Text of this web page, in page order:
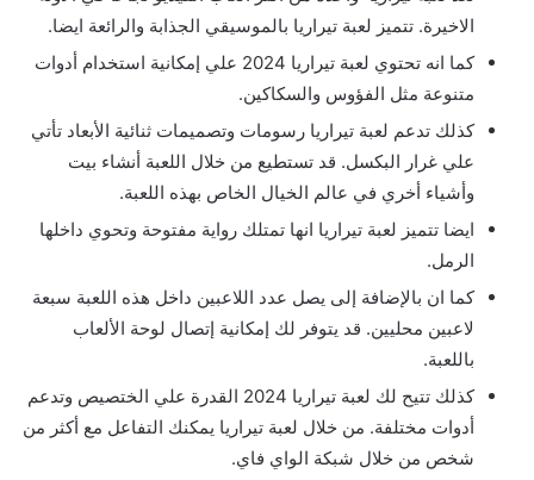
الاخيرة. تتميز لعبة تيراريا بالموسيقي الجذابة والرائعة ايضا.
كما انه تحتوي لعبة تيراريا 2024 علي إمكانية استخدام أدوات
متنوعة مثل الفؤوس والسكاكين.
كذلك تدعم لعبة تيراريا رسومات وتصميمات ثنائية الأبعاد تأتي
علي غرار البكسل. قد تستطيع من خلال اللعبة أنشاء بيت
وأشياء أخري في عالم الخيال الخاص بهذه اللعبة.
ايضا تتميز لعبة تيراريا انها تمتلك رواية مفتوحة وتحوي داخلها
الرمل.
كما ان بالإضافة إلى يصل عدد اللاعبين داخل هذه اللعبة سبعة
لاعبين محليين. قد يتوفر لك إمكانية إتصال لوحة الألعاب
باللعبة.
كذلك تتيح لك لعبة تيراريا 2024 القدرة علي الختصيص وتدعم
أدوات مختلفة. من خلال لعبة تيراريا يمكنك التفاعل مع أكثر من
شخص من خلال شبكة الواي فاي.